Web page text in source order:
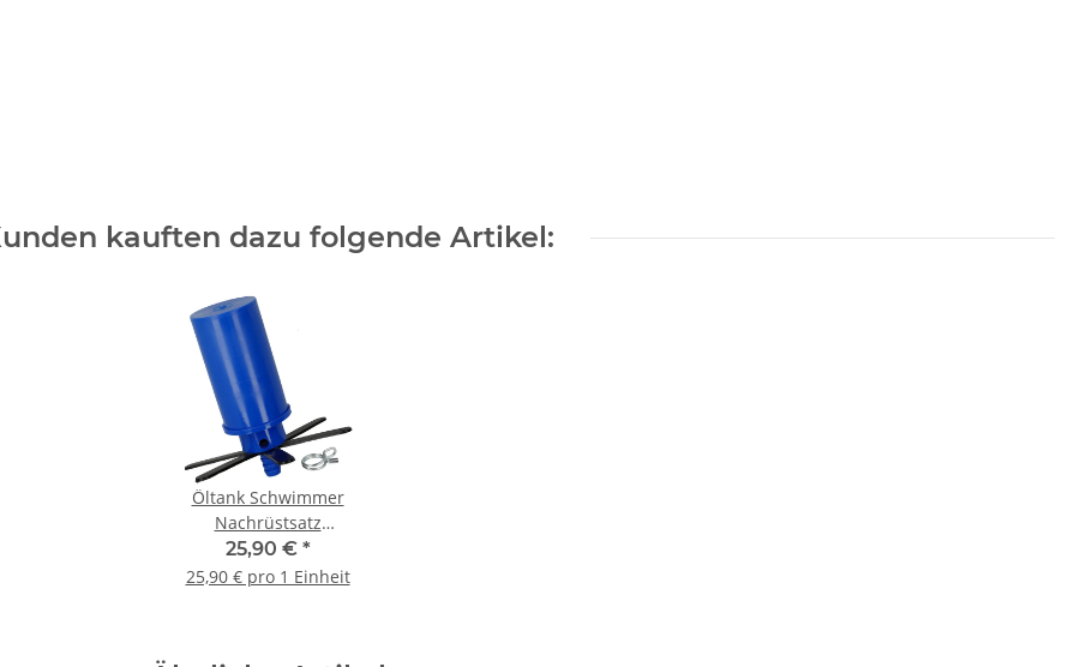
kauften dazu folgende Artikel:
Öltank Schwimmer
Nachrüstsatz
Schwimmer Ø ca. 44
mm, Abstand Stern,
25,90 € *
25,90 € pro 1 Einheit